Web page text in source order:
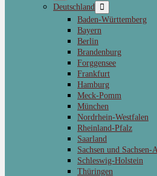
Deutschland
Baden-Württemberg
Bayern
Berlin
Brandenburg
Forggensee
Frankfurt
Hamburg
Meck-Pomm
München
Nordrhein-Westfalen
Rheinland-Pfalz
Saarland
Sachsen und Sachsen-
Schleswig-Holstein
Thüringen